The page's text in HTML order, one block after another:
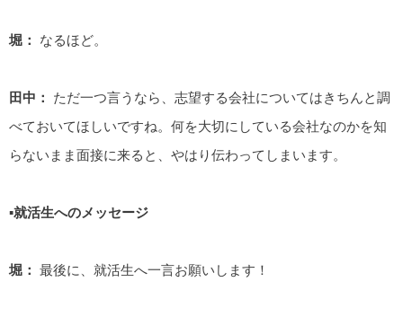
堀： なるほど。
田中：
ただ一つ言うなら、志望する会社についてはきちんと調
べておいてほしいですね。何を大切にしている会社なのかを知
らないまま面接に来ると、やはり伝わってしまいます。
▪️就活生へのメッセージ
堀： 最後に、就活生へ一言お願いします！